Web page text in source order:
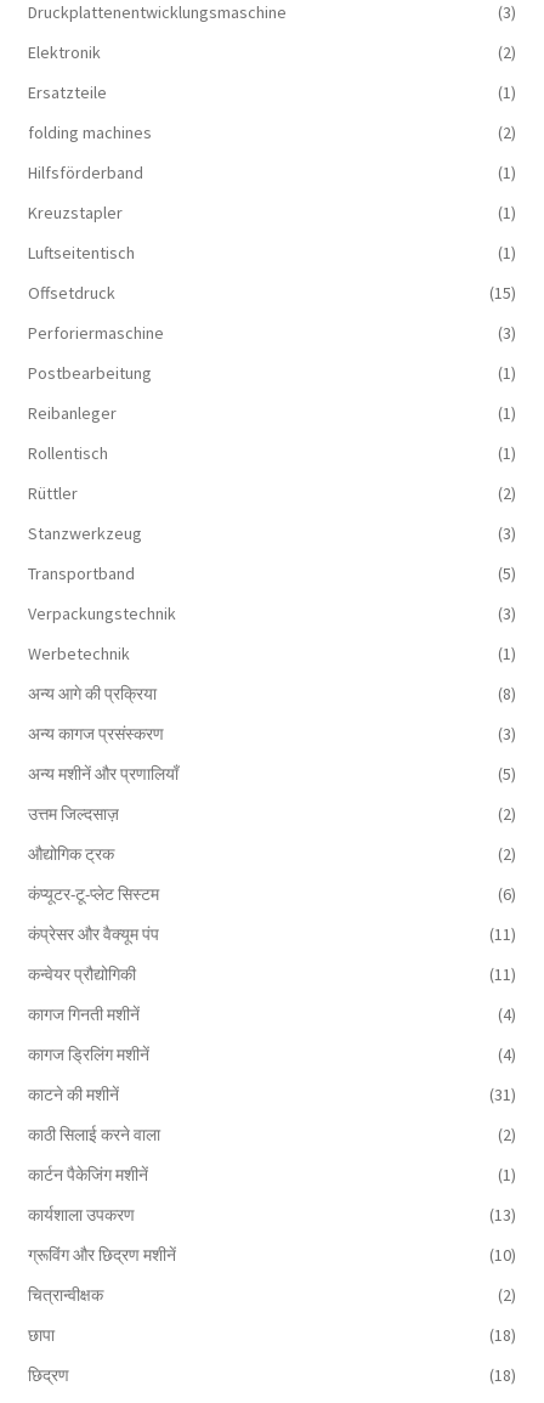
Druckplattenentwicklungsmaschine
(3)
Elektronik
(2)
Ersatzteile
(1)
folding machines
(2)
Hilfsförderband
(1)
Kreuzstapler
(1)
Luftseitentisch
(1)
Offsetdruck
(15)
Perforiermaschine
(3)
Postbearbeitung
(1)
Reibanleger
(1)
Rollentisch
(1)
Rüttler
(2)
Stanzwerkzeug
(3)
Transportband
(5)
Verpackungstechnik
(3)
Werbetechnik
(1)
अन्य आगे की प्रक्रिया
(8)
अन्य कागज प्रसंस्करण
(3)
अन्य मशीनें और प्रणालियाँ
(5)
उत्तम जिल्दसाज़
(2)
औद्योगिक ट्रक
(2)
कंप्यूटर-टू-प्लेट सिस्टम
(6)
कंप्रेसर और वैक्यूम पंप
(11)
कन्वेयर प्रौद्योगिकी
(11)
कागज गिनती मशीनें
(4)
कागज ड्रिलिंग मशीनें
(4)
काटने की मशीनें
(31)
काठी सिलाई करने वाला
(2)
कार्टन पैकेजिंग मशीनें
(1)
कार्यशाला उपकरण
(13)
ग्रूविंग और छिद्रण मशीनें
(10)
चित्रान्वीक्षक
(2)
छापा
(18)
छिद्रण
(18)